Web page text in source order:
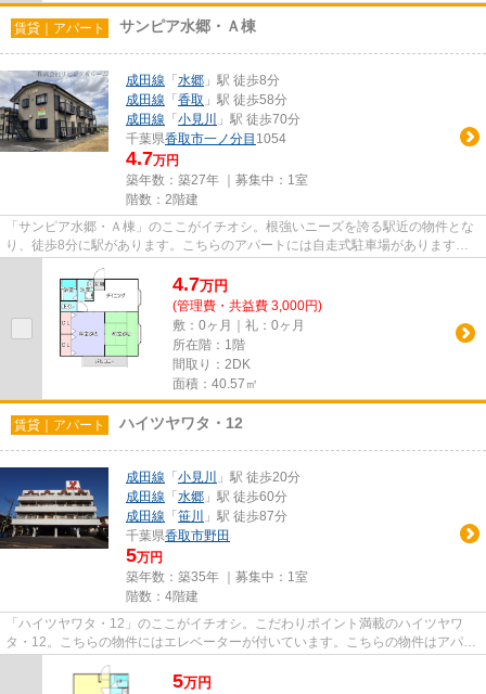
賃貸｜アパート サンピア水郷・Ａ棟
成田線 「 水郷 」駅 徒歩8分
成田線 「 香取 」駅 徒歩58分
成田線 「 小見川
」駅 徒歩70分
千葉県香取市一ノ分目 1054
4.7万円
築年数：築27年 ｜募集中： 1室
階数：2階建
「サンピア水郷・Ａ棟」のここがイチオシ。根強いニーズを誇る駅近の物件とな
り、徒歩8分に駅があります。こちらのアパートには自走式駐車場があります。
4.7万円
(管理費・共益費 3,000円)
敷：0ヶ月｜礼：0ヶ月
所在階：1階
間取り：2DK
面積：40.57㎡
賃貸｜アパート ハイツヤワタ・12
成田線 「 小見川
」駅 徒歩20分
成田線 「 水郷 」駅 徒歩60分
成田線 「 笹川
」駅 徒歩87分
千葉県香取市野田
5万円
築年数：築35年 ｜募集中： 1室
階数：4階建
「ハイツヤワタ・12」のここがイチオシ。こだわりポイント満載のハイツヤワ
タ・12。こちらの物件にはエレベーターが付いています。こちらの物件はアパー
5万円